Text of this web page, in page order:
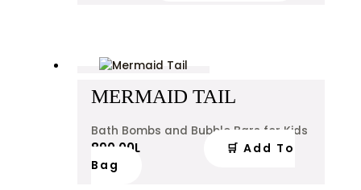
MERMAID TAIL
Bath Bombs and Bubble Bars for Kids
890.00L
🛒 Add To
Bag